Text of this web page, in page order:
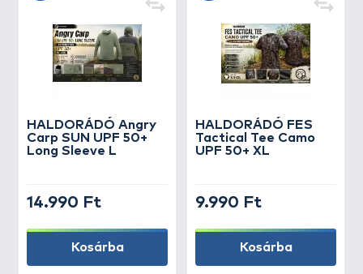
HALDORÁDÓ Angry
Carp SUN UPF 50+
Long Sleeve L
14.990 Ft
Kosárba
HALDORÁDÓ FES
Tactical Tee Camo
UPF 50+ XL
9.990 Ft
Kosárba